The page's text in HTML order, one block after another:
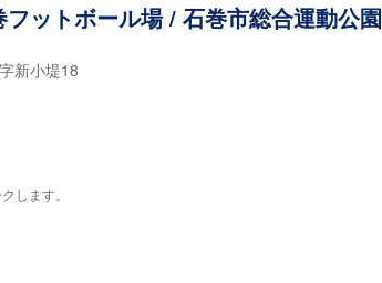
ットボール場 / 石巻市総合運動公園
新小堤18
します。